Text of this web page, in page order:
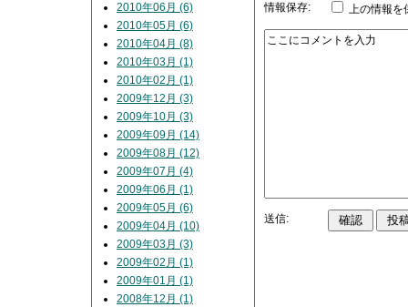
情報保存: 上の情報を
送信:
2010年06月 (6)
2010年05月 (6)
2010年04月 (8)
2010年03月 (1)
2010年02月 (1)
2009年12月 (3)
2009年10月 (3)
2009年09月 (14)
2009年08月 (12)
2009年07月 (4)
2009年06月 (1)
2009年05月 (6)
2009年04月 (10)
2009年03月 (3)
2009年02月 (1)
2009年01月 (1)
2008年12月 (1)